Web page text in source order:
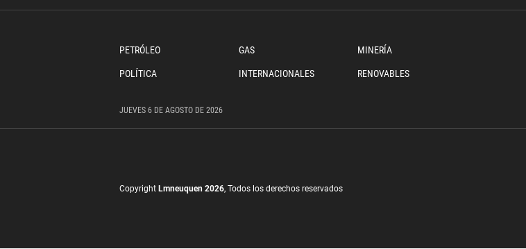
PETRÓLEO GAS MINERÍA
POLÍTICA INTERNACIONALES RENOVABLES
JUEVES 6 DE AGOSTO DE 2026
Copyright Lmneuquen 2026, Todos los derechos reservados